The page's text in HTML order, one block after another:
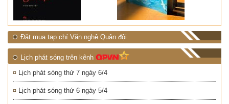
Đặt mua tạp chí Văn nghệ Quân đội
Lịch phát sóng trên kênh
Lịch phát sóng thứ 7 ngày 6/4
Lịch phát sóng thứ 6 ngày 5/4